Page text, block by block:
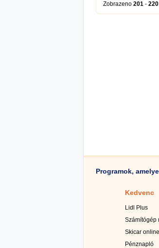
Zobrazeno 201 - 220
Programok,
Kedvenc
Lidl Plus
Számítógép
Skicar online
Pénznapló